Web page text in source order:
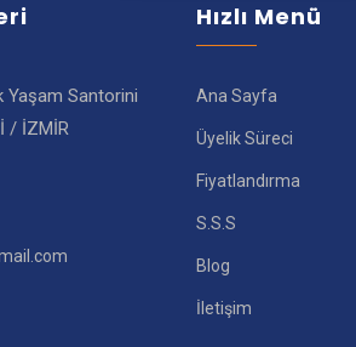
Yaşam Santorini
/ İZMİR
Hızlı Menü
Ana Sayfa
Üyelik Süreci
Fiyatlandırma
S.S.S
Blog
İletişim